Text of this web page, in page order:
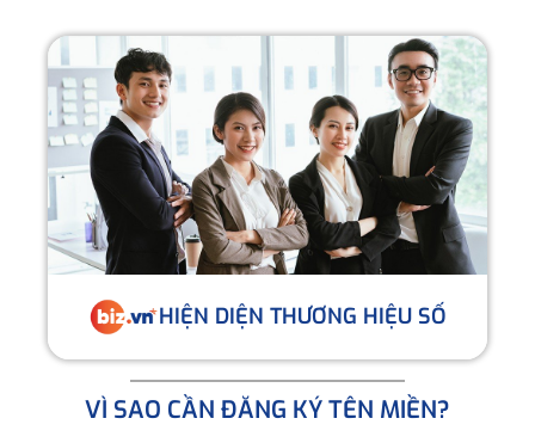
HIỆN DIỆN THƯƠNG HIỆU SỐ
VÌ SAO CẦN ĐĂNG KÝ TÊN MIỀN?